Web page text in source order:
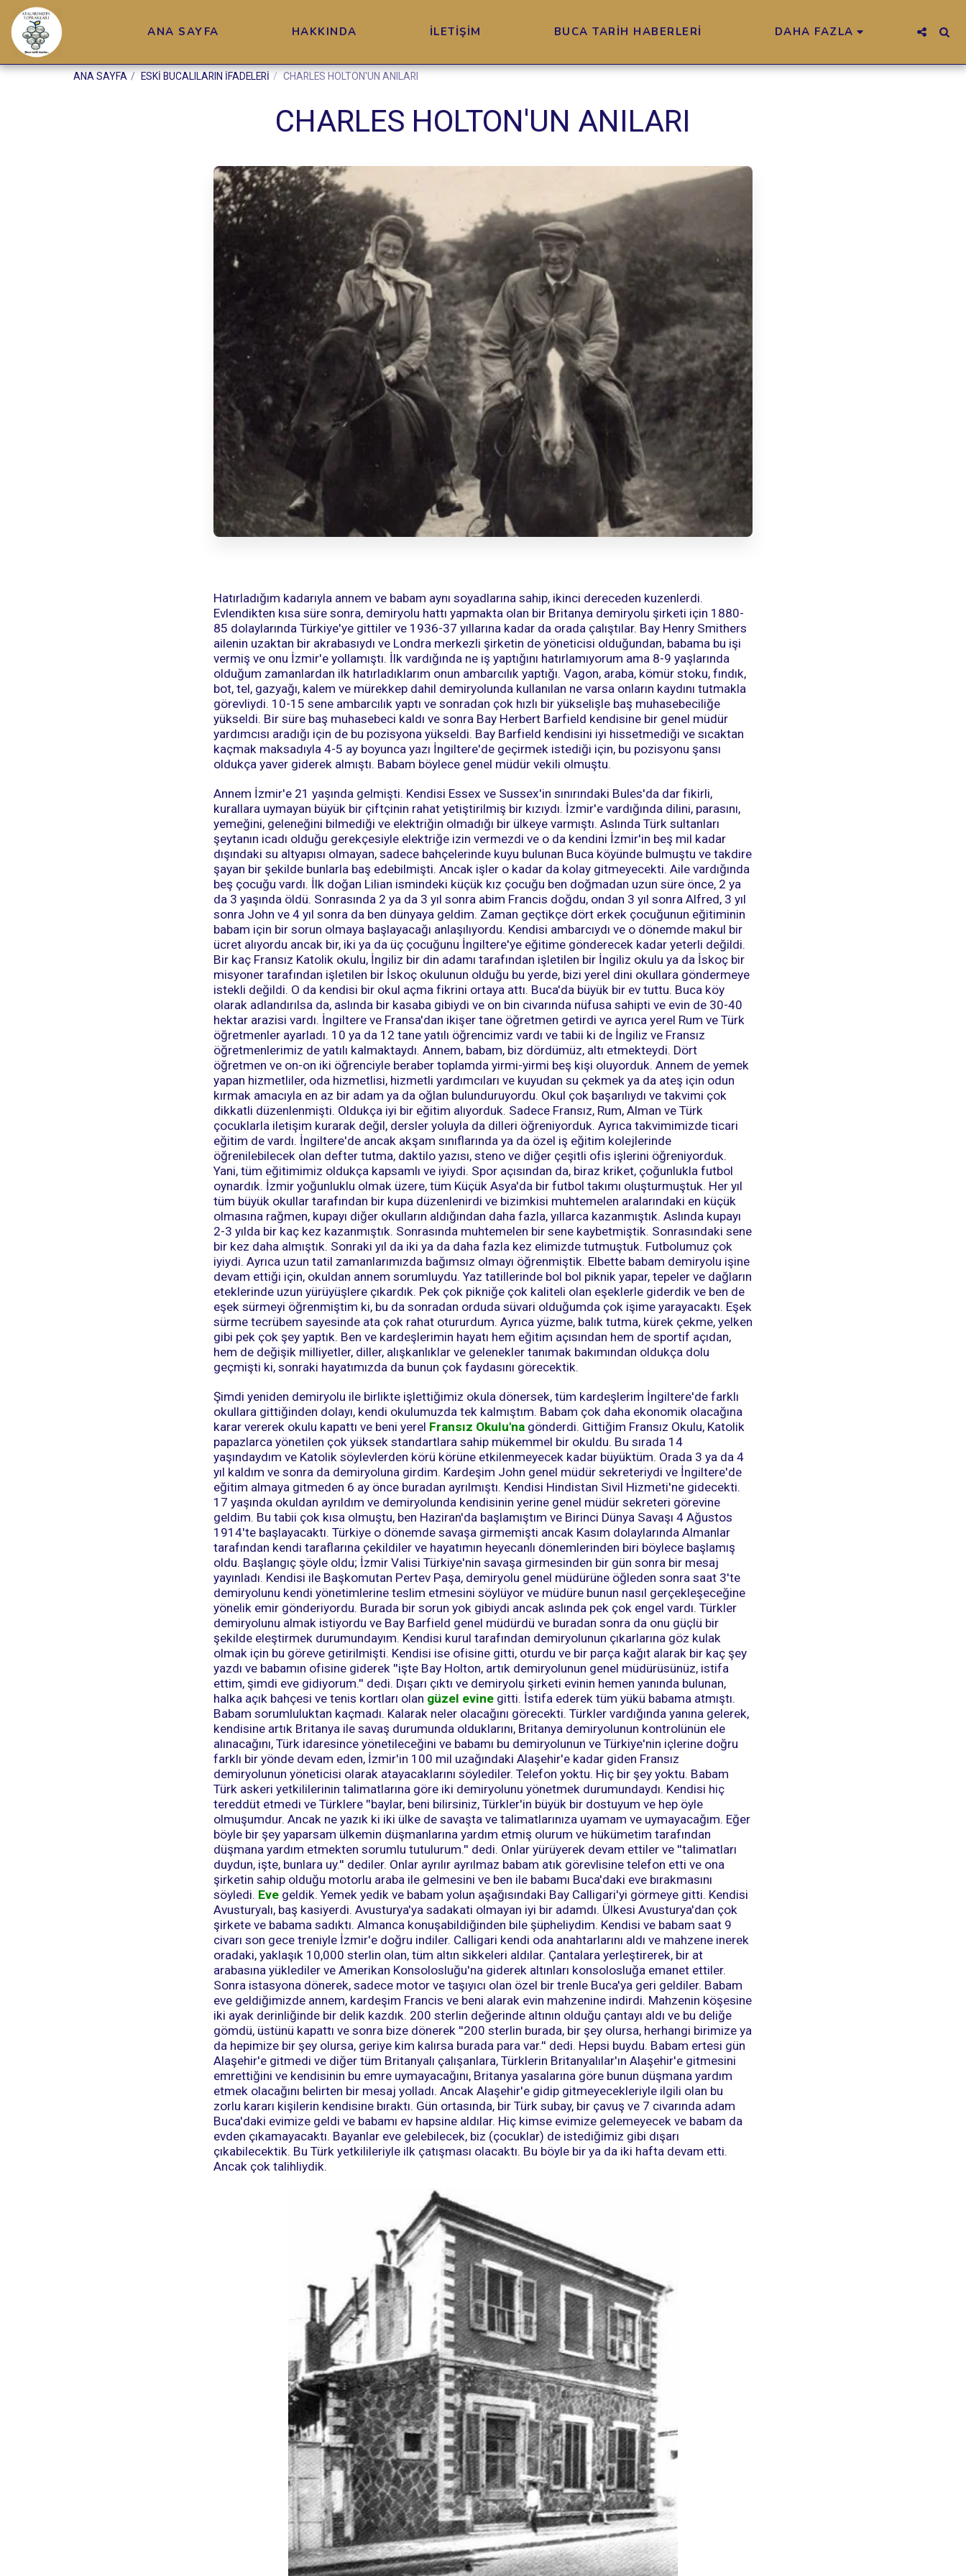
ANA SAYFA HAKKINDA İLETİŞİM BUCA TARİH HABERLERİ DAHA FAZLA
ANA SAYFA ESKİ BUCALILARIN İFADELERİ CHARLES HOLTON'UN ANILARI
CHARLES HOLTON'UN ANILARI
Hatırladığım kadarıyla annem ve babam aynı soyadlarına sahip, ikinci dereceden kuzenlerdi.
Evlendikten kısa süre sonra, demiryolu hattı yapmakta olan bir Britanya demiryolu şirketi için 1880-
85 dolaylarında Türkiye'ye gittiler ve 1936-37 yıllarına kadar da orada çalıştılar. Bay Henry Smithers
ailenin uzaktan bir akrabasıydı ve Londra merkezli şirketin de yöneticisi olduğundan, babama bu işi
vermiş ve onu İzmir'e yollamıştı. İlk vardığında ne iş yaptığını hatırlamıyorum ama 8-9 yaşlarında
olduğum zamanlardan ilk hatırladıklarım onun ambarcılık yaptığı. Vagon, araba, kömür stoku, fındık,
bot, tel, gazyağı, kalem ve mürekkep dahil demiryolunda kullanılan ne varsa onların kaydını tutmakla
görevliydi. 10-15 sene ambarcılık yaptı ve sonradan çok hızlı bir yükselişle baş muhasebeciliğe
yükseldi. Bir süre baş muhasebeci kaldı ve sonra Bay Herbert Barfield kendisine bir genel müdür
yardımcısı aradığı için de bu pozisyona yükseldi. Bay Barfield kendisini iyi hissetmediği ve sıcaktan
kaçmak maksadıyla 4-5 ay boyunca yazı İngiltere'de geçirmek istediği için, bu pozisyonu şansı
oldukça yaver giderek almıştı. Babam böylece genel müdür vekili olmuştu.
Annem İzmir'e 21 yaşında gelmişti. Kendisi Essex ve Sussex'in sınırındaki Bules'da dar fikirli,
kurallara uymayan büyük bir çiftçinin rahat yetiştirilmiş bir kızıydı. İzmir'e vardığında dilini, parasını,
yemeğini, geleneğini bilmediği ve elektriğin olmadığı bir ülkeye varmıştı. Aslında Türk sultanları
şeytanın icadı olduğu gerekçesiyle elektriğe izin vermezdi ve o da kendini İzmir'in beş mil kadar
dışındaki su altyapısı olmayan, sadece bahçelerinde kuyu bulunan Buca köyünde bulmuştu ve takdire
şayan bir şekilde bunlarla baş edebilmişti. Ancak işler o kadar da kolay gitmeyecekti. Aile vardığında
beş çocuğu vardı. İlk doğan Lilian ismindeki küçük kız çocuğu ben doğmadan uzun süre önce, 2 ya
da 3 yaşında öldü. Sonrasında 2 ya da 3 yıl sonra abim Francis doğdu, ondan 3 yıl sonra Alfred, 3 yıl
sonra John ve 4 yıl sonra da ben dünyaya geldim. Zaman geçtikçe dört erkek çocuğunun eğitiminin
babam için bir sorun olmaya başlayacağı anlaşılıyordu. Kendisi ambarcıydı ve o dönemde makul bir
ücret alıyordu ancak bir, iki ya da üç çocuğunu İngiltere'ye eğitime gönderecek kadar yeterli değildi.
Bir kaç Fransız Katolik okulu, İngiliz bir din adamı tarafından işletilen bir İngiliz okulu ya da İskoç bir
misyoner tarafından işletilen bir İskoç okulunun olduğu bu yerde, bizi yerel dini okullara göndermeye
istekli değildi. O da kendisi bir okul açma fikrini ortaya attı. Buca'da büyük bir ev tuttu. Buca köy
olarak adlandırılsa da, aslında bir kasaba gibiydi ve on bin civarında nüfusa sahipti ve evin de 30-40
hektar arazisi vardı. İngiltere ve Fransa'dan ikişer tane öğretmen getirdi ve ayrıca yerel Rum ve Türk
öğretmenler ayarladı. 10 ya da 12 tane yatılı öğrencimiz vardı ve tabii ki de İngiliz ve Fransız
öğretmenlerimiz de yatılı kalmaktaydı. Annem, babam, biz dördümüz, altı etmekteydi. Dört
öğretmen ve on-on iki öğrenciyle beraber toplamda yirmi-yirmi beş kişi oluyorduk. Annem de yemek
yapan hizmetliler, oda hizmetlisi, hizmetli yardımcıları ve kuyudan su çekmek ya da ateş için odun
kırmak amacıyla en az bir adam ya da oğlan bulunduruyordu. Okul çok başarılıydı ve takvimi çok
dikkatli düzenlenmişti. Oldukça iyi bir eğitim alıyorduk. Sadece Fransız, Rum, Alman ve Türk
çocuklarla iletişim kurarak değil, dersler yoluyla da dilleri öğreniyorduk. Ayrıca takvimimizde ticari
eğitim de vardı. İngiltere'de ancak akşam sınıflarında ya da özel iş eğitim kolejlerinde
öğrenilebilecek olan defter tutma, daktilo yazısı, steno ve diğer çeşitli ofis işlerini öğreniyorduk.
Yani, tüm eğitimimiz oldukça kapsamlı ve iyiydi. Spor açısından da, biraz kriket, çoğunlukla futbol
oynardık. İzmir yoğunluklu olmak üzere, tüm Küçük Asya'da bir futbol takımı oluşturmuştuk. Her yıl
tüm büyük okullar tarafından bir kupa düzenlenirdi ve bizimkisi muhtemelen aralarındaki en küçük
olmasına rağmen, kupayı diğer okulların aldığından daha fazla, yıllarca kazanmıştık. Aslında kupayı
2-3 yılda bir kaç kez kazanmıştık. Sonrasında muhtemelen bir sene kaybetmiştik. Sonrasındaki sene
bir kez daha almıştık. Sonraki yıl da iki ya da daha fazla kez elimizde tutmuştuk. Futbolumuz çok
iyiydi. Ayrıca uzun tatil zamanlarımızda bağımsız olmayı öğrenmiştik. Elbette babam demiryolu işine
devam ettiği için, okuldan annem sorumluydu. Yaz tatillerinde bol bol piknik yapar, tepeler ve dağların
eteklerinde uzun yürüyüşlere çıkardık. Pek çok pikniğe çok kaliteli olan eşeklerle giderdik ve ben de
eşek sürmeyi öğrenmiştim ki, bu da sonradan orduda süvari olduğumda çok işime yarayacaktı. Eşek
sürme tecrübem sayesinde ata çok rahat otururdum. Ayrıca yüzme, balık tutma, kürek çekme, yelken
gibi pek çok şey yaptık. Ben ve kardeşlerimin hayatı hem eğitim açısından hem de sportif açıdan,
hem de değişik milliyetler, diller, alışkanlıklar ve gelenekler tanımak bakımından oldukça dolu
geçmişti ki, sonraki hayatımızda da bunun çok faydasını görecektik.
Şimdi yeniden demiryolu ile birlikte işlettiğimiz okula dönersek, tüm kardeşlerim İngiltere'de farklı
okullara gittiğinden dolayı, kendi okulumuzda tek kalmıştım. Babam çok daha ekonomik olacağına
karar vererek okulu kapattı ve beni yerel Fransız Okulu'na gönderdi. Gittiğim Fransız Okulu, Katolik
papazlarca yönetilen çok yüksek standartlara sahip mükemmel bir okuldu. Bu sırada 14
yaşındaydım ve Katolik söylevlerden körü körüne etkilenmeyecek kadar büyüktüm. Orada 3 ya da 4
yıl kaldım ve sonra da demiryoluna girdim. Kardeşim John genel müdür sekreteriydi ve İngiltere'de
eğitim almaya gitmeden 6 ay önce buradan ayrılmıştı. Kendisi Hindistan Sivil Hizmeti'ne gidecekti.
17 yaşında okuldan ayrıldım ve demiryolunda kendisinin yerine genel müdür sekreteri görevine
geldim. Bu tabii çok kısa olmuştu, ben Haziran'da başlamıştım ve Birinci Dünya Savaşı 4 Ağustos
1914'te başlayacaktı. Türkiye o dönemde savaşa girmemişti ancak Kasım dolaylarında Almanlar
tarafından kendi taraflarına çekildiler ve hayatımın heyecanlı dönemlerinden biri böylece başlamış
oldu. Başlangıç şöyle oldu; İzmir Valisi Türkiye'nin savaşa girmesinden bir gün sonra bir mesaj
yayınladı. Kendisi ile Başkomutan Pertev Paşa, demiryolu genel müdürüne öğleden sonra saat 3'te
demiryolunu kendi yönetimlerine teslim etmesini söylüyor ve müdüre bunun nasıl gerçekleşeceğine
yönelik emir gönderiyordu. Burada bir sorun yok gibiydi ancak aslında pek çok engel vardı. Türkler
demiryolunu almak istiyordu ve Bay Barfield genel müdürdü ve buradan sonra da onu güçlü bir
şekilde eleştirmek durumundayım. Kendisi kurul tarafından demiryolunun çıkarlarına göz kulak
olmak için bu göreve getirilmişti. Kendisi ise ofisine gitti, oturdu ve bir parça kağıt alarak bir kaç şey
yazdı ve babamın ofisine giderek ''işte Bay Holton, artık demiryolunun genel müdürüsünüz, istifa
ettim, şimdi eve gidiyorum.'' dedi. Dışarı çıktı ve demiryolu şirketi evinin hemen yanında bulunan,
halka açık bahçesi ve tenis kortları olan güzel evine gitti. İstifa ederek tüm yükü babama atmıştı.
Babam sorumluluktan kaçmadı. Kalarak neler olacağını görecekti. Türkler vardığında yanına gelerek,
kendisine artık Britanya ile savaş durumunda olduklarını, Britanya demiryolunun kontrolünün ele
alınacağını, Türk idaresince yönetileceğini ve babamı bu demiryolunun ve Türkiye'nin içlerine doğru
farklı bir yönde devam eden, İzmir'in 100 mil uzağındaki Alaşehir'e kadar giden Fransız
demiryolunun yöneticisi olarak atayacaklarını söylediler. Telefon yoktu. Hiç bir şey yoktu. Babam
Türk askeri yetkililerinin talimatlarına göre iki demiryolunu yönetmek durumundaydı. Kendisi hiç
tereddüt etmedi ve Türklere ''baylar, beni bilirsiniz, Türkler'in büyük bir dostuyum ve hep öyle
olmuşumdur. Ancak ne yazık ki iki ülke de savaşta ve talimatlarınıza uyamam ve uymayacağım. Eğer
böyle bir şey yaparsam ülkemin düşmanlarına yardım etmiş olurum ve hükümetim tarafından
düşmana yardım etmekten sorumlu tutulurum.'' dedi. Onlar yürüyerek devam ettiler ve ''talimatları
duydun, işte, bunlara uy.'' dediler. Onlar ayrılır ayrılmaz babam atık görevlisine telefon etti ve ona
şirketin sahip olduğu motorlu araba ile gelmesini ve ben ile babamı Buca'daki eve bırakmasını
söyledi. Eve geldik. Yemek yedik ve babam yolun aşağısındaki Bay Calligari'yi görmeye gitti. Kendisi
Avusturyalı, baş kasiyerdi. Avusturya'ya sadakati olmayan iyi bir adamdı. Ülkesi Avusturya'dan çok
şirkete ve babama sadıktı. Almanca konuşabildiğinden bile şüpheliydim. Kendisi ve babam saat 9
civarı son gece treniyle İzmir'e doğru indiler. Calligari kendi oda anahtarlarını aldı ve mahzene inerek
oradaki, yaklaşık 10,000 sterlin olan, tüm altın sikkeleri aldılar. Çantalara yerleştirerek, bir at
arabasına yüklediler ve Amerikan Konsolosluğu'na giderek altınları konsolosluğa emanet ettiler.
Sonra istasyona dönerek, sadece motor ve taşıyıcı olan özel bir trenle Buca'ya geri geldiler. Babam
eve geldiğimizde annem, kardeşim Francis ve beni alarak evin mahzenine indirdi. Mahzenin köşesine
iki ayak derinliğinde bir delik kazdık. 200 sterlin değerinde altının olduğu çantayı aldı ve bu deliğe
gömdü, üstünü kapattı ve sonra bize dönerek ''200 sterlin burada, bir şey olursa, herhangi birimize ya
da hepimize bir şey olursa, geriye kim kalırsa burada para var.'' dedi. Hepsi buydu. Babam ertesi gün
Alaşehir'e gitmedi ve diğer tüm Britanyalı çalışanlara, Türklerin Britanyalılar'ın Alaşehir'e gitmesini
emrettiğini ve kendisinin bu emre uymayacağını, Britanya yasalarına göre bunun düşmana yardım
etmek olacağını belirten bir mesaj yolladı. Ancak Alaşehir'e gidip gitmeyecekleriyle ilgili olan bu
zorlu kararı kişilerin kendisine bıraktı. Gün ortasında, bir Türk subay, bir çavuş ve 7 civarında adam
Buca'daki evimize geldi ve babamı ev hapsine aldılar. Hiç kimse evimize gelemeyecek ve babam da
evden çıkamayacaktı. Bayanlar eve gelebilecek, biz (çocuklar) de istediğimiz gibi dışarı
çıkabilecektik. Bu Türk yetkilileriyle ilk çatışması olacaktı. Bu böyle bir ya da iki hafta devam etti.
Ancak çok talihliydik.